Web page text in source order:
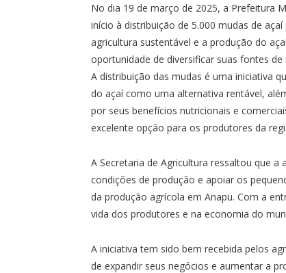
No dia 19 de março de 2025, a Prefeitura
início à distribuição de 5.000 mudas de
agricultura sustentável e a produção do
oportunidade de diversificar suas fontes
A distribuição das mudas é uma iniciativa
do açaí como uma alternativa rentável,
por seus benefícios nutricionais e
excelente opção para os produtores da
A Secretaria de Agricultura ressaltou que
condições de produção e apoiar os
da produção agrícola em Anapu. Com a
vida dos produtores e na economia do
A iniciativa tem sido bem recebida pelos
de expandir seus negócios e aumentar a